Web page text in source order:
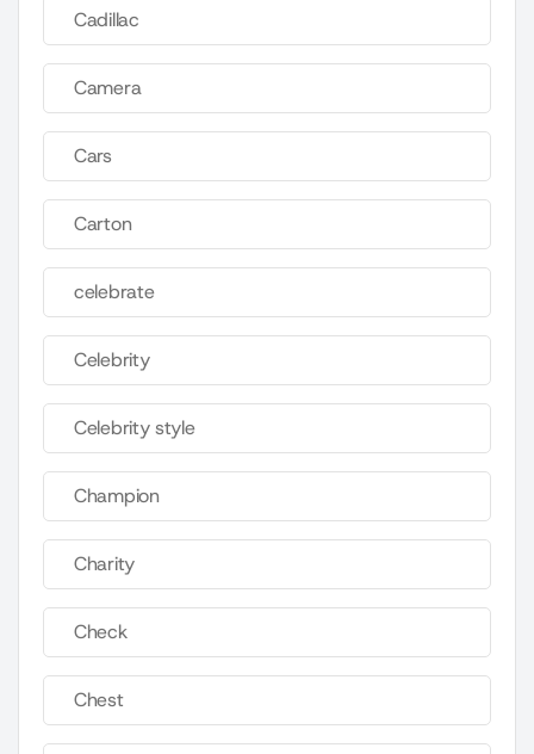
Cadillac
Camera
Cars
Carton
celebrate
Celebrity
Celebrity style
Champion
Charity
Check
Chest